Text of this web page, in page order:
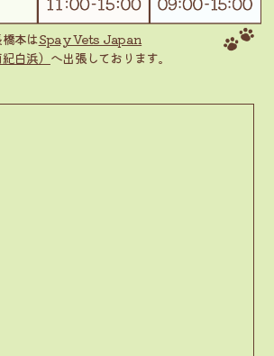
本はSpay Vets Japan
白浜） へ出張しております。